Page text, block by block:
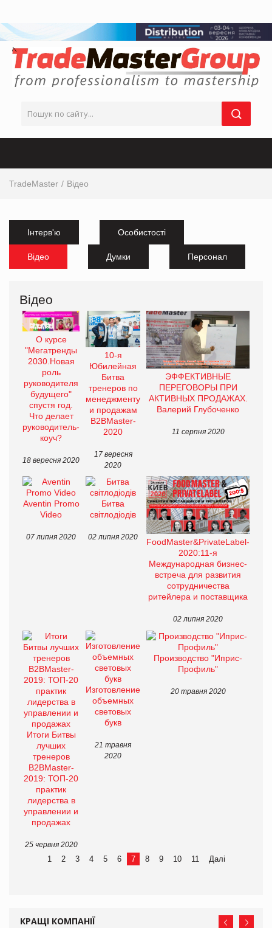
TradeMaster Відео
Інтерв'ю Особистості
Відео Думки Персонал
Відео
О курсе
"Мегатренды
2030.Новая
роль
руководителя
будущего"
спустя год.
Что делает
руководитель-
коуч?
18 вересня 2020
10-я
Юбилейная
Битва
тренеров по
менеджменту
и продажам
В2ВMaster-
2020
17 вересня
2020
ЭФФЕКТИВНЫЕ
ПЕРЕГОВОРЫ ПРИ
АКТИВНЫХ ПРОДАЖАХ.
Валерий Глубоченко
11 серпня 2020
Aventin Promo
Video
07 липня 2020
Битва
світлодіодів
02 липня 2020
FoodMaster&PrivateLabel-
2020:11-я
Международная бизнес-
встреча для развития
сотрудничества
ритейлера и поставщика
02 липня 2020
Итоги Битвы
лучших
тренеров
B2BMaster-
2019: ТОП-20
практик
лидерства в
управлении и
продажах
25 червня 2020
Изготовление
объемных
световых
букв
21 травня
2020
Производство "Иприс-
Профиль"
20 травня 2020
1 2 3 4 5 6 7 8 9 10 11 Далі
КРАЩІ КОМПАНІЇ